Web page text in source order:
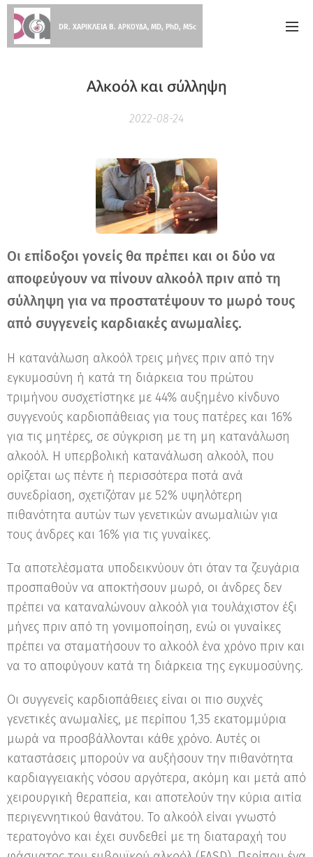
DR. ΧΑΡΙΚΛΕΙΑ Β. ΑΡΚΟΥΔΑ, MD, PhD, MSc
Αλκοόλ και σύλληψη
2022-08-24
Οι επίδοξοι γονείς θα πρέπει και οι δύο να
αποφεύγουν να πίνουν αλκοόλ πριν από τη
σύλληψη για να προστατέψουν το μωρό τους
από συγγενείς καρδιακές ανωμαλίες.
Η κατανάλωση αλκοόλ τρεις μήνες πριν από την
εγκυμοσύνη ή κατά τη διάρκεια του πρώτου
τριμήνου συσχετίστηκε με 44% αυξημένο κίνδυνο
συγγενούς καρδιοπάθειας για τους πατέρες και 16%
για τις μητέρες, σε σύγκριση με τη μη κατανάλωση
αλκοόλ. Η υπερβολική κατανάλωση αλκοόλ, που
ορίζεται ως πέντε ή περισσότερα ποτά ανά
συνεδρίαση, σχετιζόταν με 52% υψηλότερη
πιθανότητα αυτών των γενετικών ανωμαλιών για
τους άνδρες και 16% για τις γυναίκες.
Tα αποτελέσματα υποδεικνύουν ότι όταν τα ζευγάρια
προσπαθούν να αποκτήσουν μωρό, οι άνδρες δεν
πρέπει να καταναλώνουν αλκοόλ για τουλάχιστον έξι
μήνες πριν από τη γονιμοποίηση, ενώ οι γυναίκες
πρέπει να σταματήσουν το αλκοόλ ένα χρόνο πριν και
να το αποφύγουν κατά τη διάρκεια της εγκυμοσύνης.
Οι συγγενείς καρδιοπάθειες είναι οι πιο συχνές
γενετικές ανωμαλίες, με περίπου 1,35 εκατομμύρια
μωρά να προσβάλλονται κάθε χρόνο. Αυτές οι
καταστάσεις μπορούν να αυξήσουν την πιθανότητα
καρδιαγγειακής νόσου αργότερα, ακόμη και μετά από
χειρουργική θεραπεία, και αποτελούν την κύρια αιτία
περιγεννητικού θανάτου. Το αλκοόλ είναι γνωστό
τερατογόνο και έχει συνδεθεί με τη διαταραχή του